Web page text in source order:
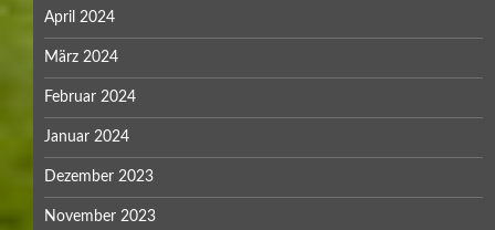
April 2024
März 2024
Februar 2024
Januar 2024
Dezember 2023
November 2023